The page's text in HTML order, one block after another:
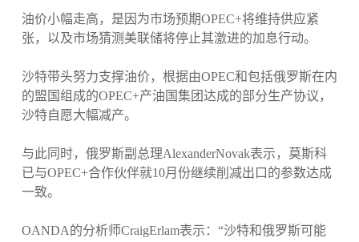
油价小幅走高，是因为市场预期OPEC+将维持供应紧
张，以及市场猜测美联储将停止其激进的加息行动。
沙特带头努力支撑油价，根据由OPEC和包括俄罗斯在内
的盟国组成的OPEC+产油国集团达成的部分生产协议，
沙特自愿大幅减产。
与此同时，俄罗斯副总理AlexanderNovak表示，莫斯科
已与OPEC+合作伙伴就10月份继续削减出口的参数达成
一致。
OANDA的分析师CraigErlam表示：“沙特和俄罗斯可能